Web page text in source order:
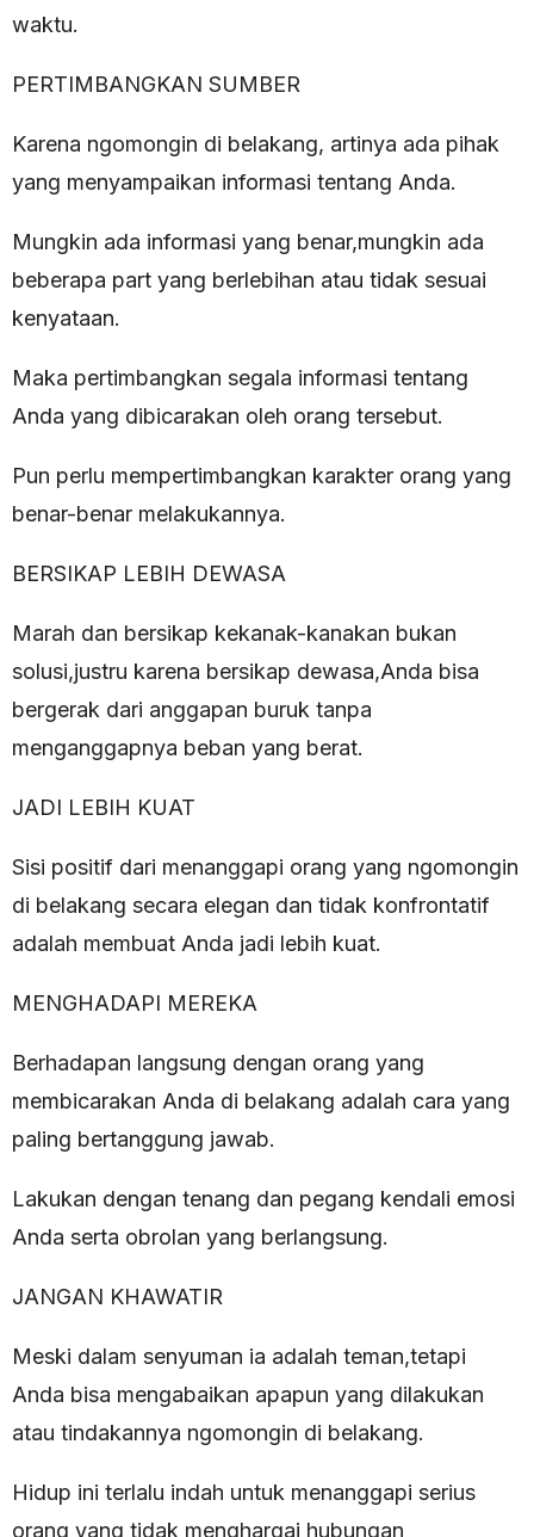
waktu.
PERTIMBANGKAN SUMBER
Karena ngomongin di belakang, artinya ada pihak
yang menyampaikan informasi tentang Anda.
Mungkin ada informasi yang benar,mungkin ada
beberapa part yang berlebihan atau tidak sesuai
kenyataan.
Maka pertimbangkan segala informasi tentang
Anda yang dibicarakan oleh orang tersebut.
Pun perlu mempertimbangkan karakter orang yang
benar-benar melakukannya.
BERSIKAP LEBIH DEWASA
Marah dan bersikap kekanak-kanakan bukan
solusi,justru karena bersikap dewasa,Anda bisa
bergerak dari anggapan buruk tanpa
menganggapnya beban yang berat.
JADI LEBIH KUAT
Sisi positif dari menanggapi orang yang ngomongin
di belakang secara elegan dan tidak konfrontatif
adalah membuat Anda jadi lebih kuat.
MENGHADAPI MEREKA
Berhadapan langsung dengan orang yang
membicarakan Anda di belakang adalah cara yang
paling bertanggung jawab.
Lakukan dengan tenang dan pegang kendali emosi
Anda serta obrolan yang berlangsung.
JANGAN KHAWATIR
Meski dalam senyuman ia adalah teman,tetapi
Anda bisa mengabaikan apapun yang dilakukan
atau tindakannya ngomongin di belakang.
Hidup ini terlalu indah untuk menanggapi serius
orang yang tidak menghargai hubungan